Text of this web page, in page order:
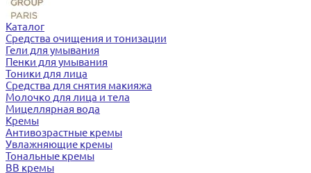
Каталог
Средства очищения и тонизации
Гели для умывания
Пенки для умывания
Тоники для лица
Средства для снятия макияжа
Молочко для лица и тела
Мицеллярная вода
Кремы
Антивозрастные кремы
Увлажняющие кремы
Тональные кремы
BB кремы